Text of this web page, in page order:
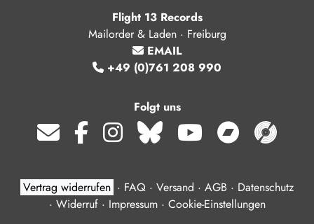
Flight 13 Records
Mailorder & Laden · Freiburg
EMAIL
+49 (0)761 208 990
Folgt uns
Vertrag widerrufen · FAQ · Versand · AGB · Datenschutz
· Widerruf· Impressum· Cookie-Einstellungen